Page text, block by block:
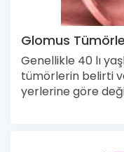
Glomus
Genellikle 40 lı
tümörlerin belirti
yerlerine göre